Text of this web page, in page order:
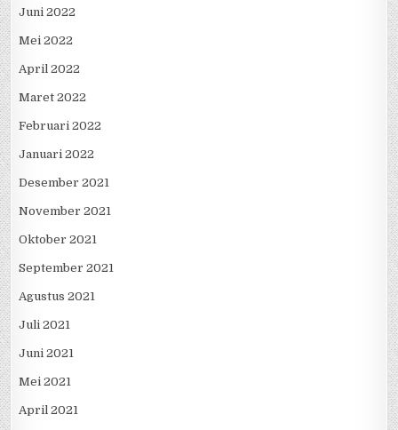
Juni 2022
Mei 2022
April 2022
Maret 2022
Februari 2022
Januari 2022
Desember 2021
November 2021
Oktober 2021
September 2021
Agustus 2021
Juli 2021
Juni 2021
Mei 2021
April 2021